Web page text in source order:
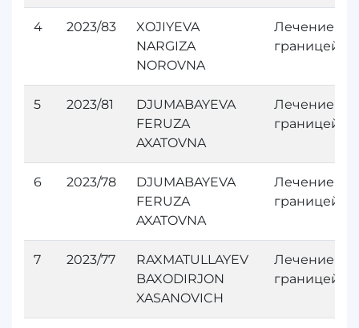
4 2023/83
XOJIYEVA
NARGIZA
NOROVNA
Лечение за
границей
5 2023/81
DJUMABAYEVA
FERUZA
AXATOVNA
Лечение за
границей
6 2023/78
DJUMABAYEVA
FERUZA
AXATOVNA
Лечение за
границей
7 2023/77
RAXMATULLAYEV
BAXODIRJON
XASANOVICH
Лечение за
границей